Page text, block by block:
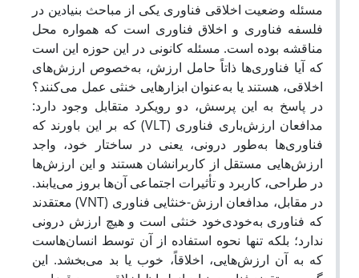
مسئله وضعیت اخلاقی فناوری یکی از مباحث بنیادین در
فلسفه فناوری و اخلاق فناوری است که همواره محل
مناقشه بوده است. مسئله کانونی در این حوزه این است
که آیا فناوری‌ها ذاتاً حامل ارزش‌، به‌خصوص ارزش‌های
اخلاقی، هستند یا به‌عنوان ابزارهایی خنثی عمل می‌کنند؟
در پاسخ به این پرسش، دو رویکرد متقابل وجود دارد:
مدافعان ارزش‌باری فناوری (VLT) که بر این باورند که
فناوری‌ها به‌طور درونی، یعنی در ساختار خود، واجد
ارزش‌هایی مستقل از کاربرانشان هستند و این ارزش‌ها
در طراحی، کاربرد و تأثیرات اجتماعی آن‌ها بروز می‌یابند.
در مقابل، مدافعان ارزش-خنثایی فناوری (VNT) معتقدند
که فناوری به‌خودی‌خود خنثی است و هیچ ارزش درونی
ندارد؛ بلکه تنها نحوه استفاده از آن‌ توسط انسان‌هاست
که به آن ارزش‌هایی، اخلاقاً، خوب یا بد می‌بخشد. این